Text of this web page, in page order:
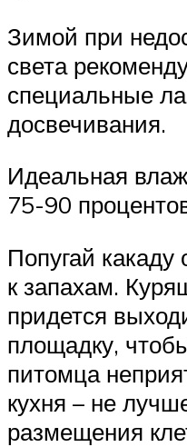
Зимой при
света
специальные
досвечивания.
Идеальная
75-90
Попугай какаду
к запахам.
придется
площадку,
питомца
кухня – не
размещения